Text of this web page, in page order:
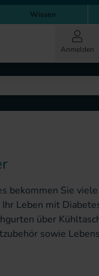
Direkt zum
Wissen
Anmelden
bekommen Sie
Leben mit
über
sowie